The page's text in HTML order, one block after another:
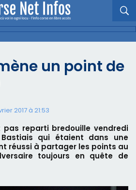
un point de
2017 à 21:53
pas reparti bredouille vendredi
qui étaient dans une
réussi à partager les points au
toujours en quête de